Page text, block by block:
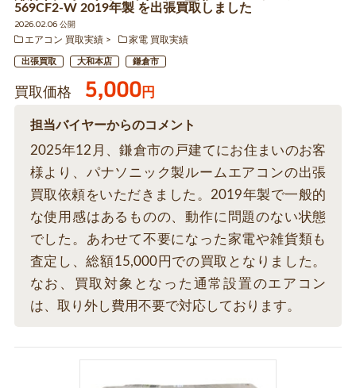
569CF2-W 2019年製 を出張買取しました
2026.02.06 公開
エアコン 買取実績
家電 買取実績
出張買取 大和本店 鎌倉市
買取価格 5,000円
担当バイヤーからのコメント
2025年12月、鎌倉市の戸建てにお住まいのお客
様より、パナソニック製ルームエアコンの出張
買取依頼をいただきました。2019年製で一般的
な使用感はあるものの、動作に問題のない状態
でした。あわせて不要になった家電や雑貨類も
査定し、総額15,000円での買取となりました。
なお、買取対象となった通常設置のエアコン
は、取り外し費用不要で対応しております。